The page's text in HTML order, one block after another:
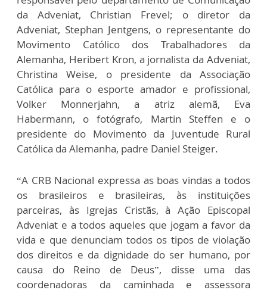
da Adveniat, Christian Frevel; o diretor da
Adveniat, Stephan Jentgens, o representante do
Movimento Católico dos Trabalhadores da
Alemanha, Heribert Kron, a jornalista da Adveniat,
Christina Weise, o presidente da Associação
Católica para o esporte amador e profissional,
Volker Monnerjahn, a atriz alemã, Eva
Habermann, o fotógrafo, Martin Steffen e o
presidente do Movimento da Juventude Rural
Católica da Alemanha, padre Daniel Steiger.
“A CRB Nacional expressa as boas vindas a todos
os brasileiros e brasileiras, às instituições
parceiras, às Igrejas Cristãs, à Ação Episcopal
Adveniat e a todos aqueles que jogam a favor da
vida e que denunciam todos os tipos de violação
dos direitos e da dignidade do ser humano, por
causa do Reino de Deus”, disse uma das
coordenadoras da caminhada e assessora